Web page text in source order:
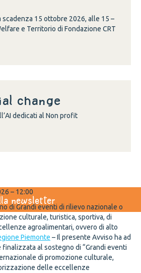
scadenza 15 ottobre 2026, alle 15 –
e Territorio di Fondazione CRT
change
dedicati al Non profit
newsletter
– 12:00
di Grandi eventi di rilievo nazionale o
culturale, turistica, sportiva, di
agroalimentari, ovvero di alto
Piemonte – Il presente Avviso ha ad
al sostegno di “Grandi eventi
di promozione culturale,
delle eccellenze